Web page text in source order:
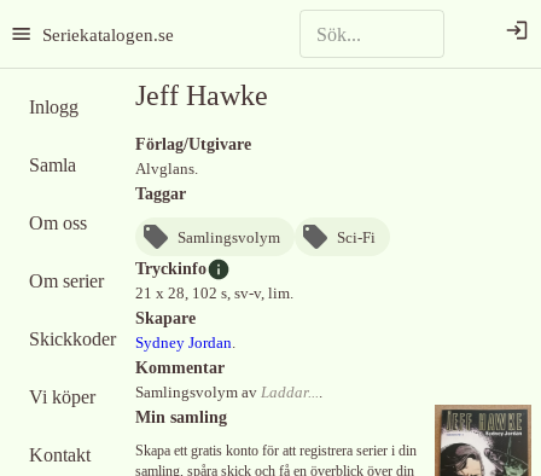
Seriekatalogen.se
Inlogg
Samla
Om oss
Om serier
Skickkoder
Vi köper
Kontakt
Jeff Hawke
Förlag/Utgivare
Alvglans.
Taggar
Samlingsvolym
Sci-Fi
Tryckinfo
21 x 28, 102 s, sv-v, lim.
Skapare
Sydney Jordan.
Kommentar
Samlingsvolym av Laddar....
Min samling
Skapa ett gratis konto för att registrera serier i din
samling, spåra skick och få en överblick över din